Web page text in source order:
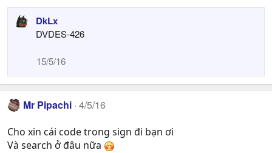
DkLx
DVDES-426
15/5/16
Mr Pipachi 4/5/16
Cho xin cái code trong sign đi bạn ơi
Và search ở đâu nữa